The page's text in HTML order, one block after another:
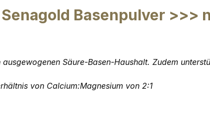
Basenpulver >>>
Säure-Basen-Haushalt. Zudem
von Calcium:Magnesium von 2:1